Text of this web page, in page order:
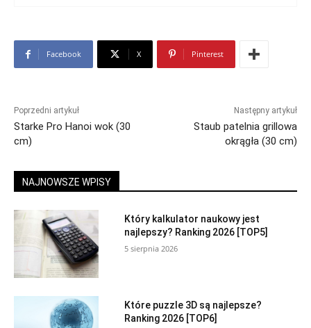
Facebook X Pinterest
Poprzedni artykuł
Starke Pro Hanoi wok (30
cm)
Następny artykuł
Staub patelnia grillowa
okrągła (30 cm)
NAJNOWSZE WPISY
Który kalkulator naukowy jest
najlepszy? Ranking 2026 [TOP5]
5 sierpnia 2026
Które puzzle 3D są najlepsze?
Ranking 2026 [TOP6]